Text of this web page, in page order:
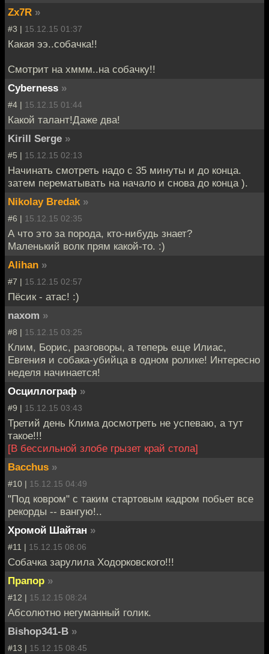
Zx7R »
#3 | 15.12.15 01:37
Какая ээ..собачка!!
Смотрит на хммм..на собачку!!
Cyberness »
#4 | 15.12.15 01:44
Какой талант!Даже два!
Kirill Serge »
#5 | 15.12.15 02:13
Начинать смотреть надо с 35 минуты и до конца.
затем перематывать на начало и снова до конца ).
Nikolay Bredak »
#6 | 15.12.15 02:35
А что это за порода, кто-нибудь знает?
Маленький волк прям какой-то. :)
Alihan »
#7 | 15.12.15 02:57
Пёсик - атас! :)
naxom »
#8 | 15.12.15 03:25
Клим, Борис, разговоры, а теперь еще Илиас,
Евгения и собака-убийца в одном ролике! Интересно
неделя начинается!
Осциллограф »
#9 | 15.12.15 03:43
Третий день Клима досмотреть не успеваю, а тут
такое!!!
[В бессильной злобе грызет край стола]
Bacchus »
#10 | 15.12.15 04:49
"Под ковром" с таким стартовым кадром побьет все
рекорды -- вангую!..
Хромой Шайтан »
#11 | 15.12.15 08:06
Собачка зарулила Ходорковского!!!
Прапор »
#12 | 15.12.15 08:24
Абсолютно негуманный голик.
Bishop341-B »
#13 | 15.12.15 08:45